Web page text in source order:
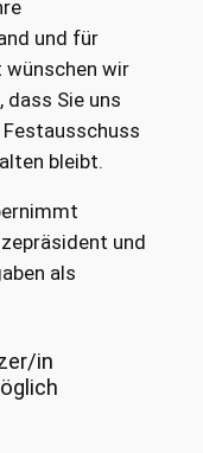
und für
wünschen wir
dass Sie uns
bleibt.
und
als
in